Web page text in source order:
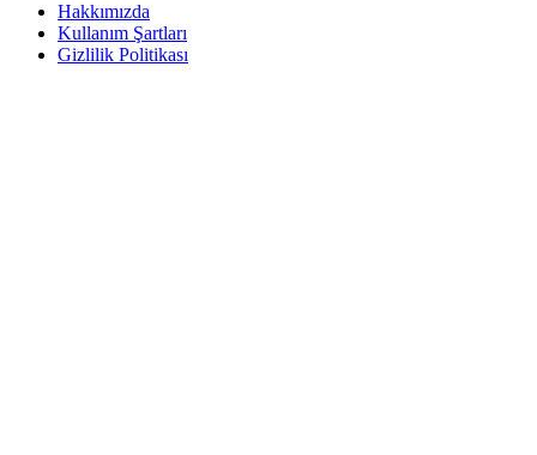
Hakkımızda
Kullanım Şartları
Gizlilik Politikası